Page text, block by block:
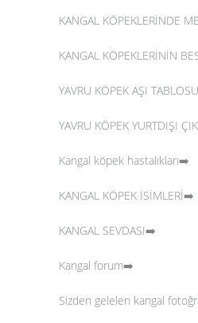
KANGAL KÖPEKLERİNDE
KANGAL KÖPEKLERİNİN
YAVRU KÖPEK AŞI
YAVRU KÖPEK YURTDIŞI
Kangal köpek hastalıkları➡️
KANGAL KÖPEK İSİMLERİ➡️
KANGAL SEVDASI➡️
Kangal forum➡️
Sizden gelelen kangal